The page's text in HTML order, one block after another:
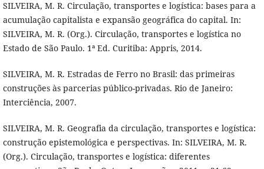
SILVEIRA, M. R. Circulação, transportes e logística: bases para a
acumulação capitalista e expansão geográfica do capital. In:
SILVEIRA, M. R. (Org.). Circulação, transportes e logística no
Estado de São Paulo. 1ª Ed. Curitiba: Appris, 2014.
SILVEIRA, M. R. Estradas de Ferro no Brasil: das primeiras
construções às parcerias público-privadas. Rio de Janeiro:
Interciência, 2007.
SILVEIRA, M. R. Geografia da circulação, transportes e logística:
construção epistemológica e perspectivas. In: SILVEIRA, M. R.
(Org.). Circulação, transportes e logística: diferentes